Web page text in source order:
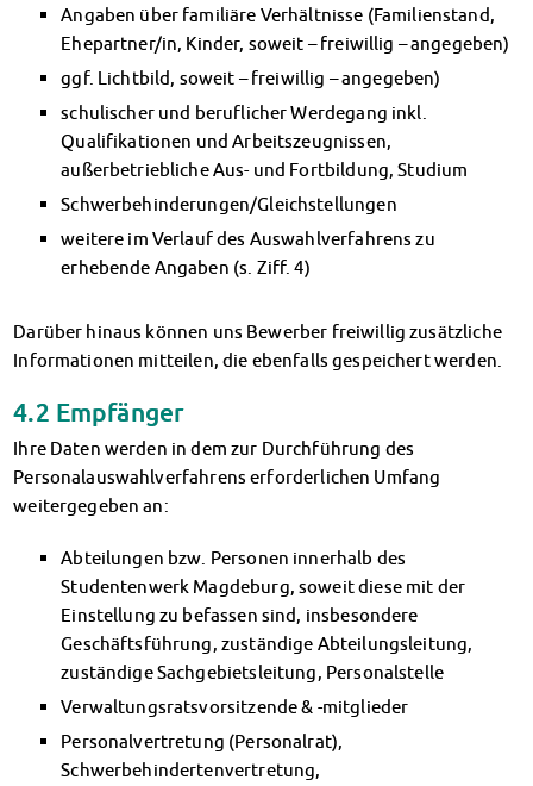
Angaben über familiäre Verhältnisse (Familienstand,
Ehepartner/in, Kinder, soweit – freiwillig – angegeben)
ggf. Lichtbild, soweit – freiwillig – angegeben)
schulischer und beruflicher Werdegang inkl.
Qualifikationen und Arbeitszeugnissen,
außerbetriebliche Aus- und Fortbildung, Studium
Schwerbehinderungen/Gleichstellungen
weitere im Verlauf des Auswahlverfahrens zu
erhebende Angaben (s. Ziff. 4)
Darüber hinaus können uns Bewerber freiwillig zusätzliche
Informationen mitteilen, die ebenfalls gespeichert werden.
4.2 Empfänger
Ihre Daten werden in dem zur Durchführung des
Personalauswahlverfahrens erforderlichen Umfang
weitergegeben an:
Abteilungen bzw. Personen innerhalb des
Studentenwerk Magdeburg, soweit diese mit der
Einstellung zu befassen sind, insbesondere
Geschäftsführung, zuständige Abteilungsleitung,
zuständige Sachgebietsleitung, Personalstelle
Verwaltungsratsvorsitzende & -mitglieder
Personalvertretung (Personalrat),
Schwerbehindertenvertretung,